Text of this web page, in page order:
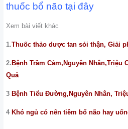
thuốc bổ nãotại đây
Xem bài viết khác
1.Thuốc thảo dược tan sỏi thận, Giải
2. Bệnh Trầm Cảm,Nguyên Nhân,Triệu
Quả
3 Bệnh Tiểu Đường,Nguyên Nhân,
4 Khó ngủ có nên tiêm bổ não hay